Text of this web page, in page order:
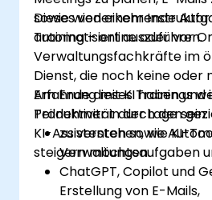
sowie wiederkehrende
automatisiert auszuführen.
Dieses von einem
Training – online oder vor
Verwaltungsfachkräfte im
Dienst, die noch keine oder
Erfahrung mit KI haben
Produktivität durch den
KI-Assistenten sowie
steigern möchten.
Am Ende dieses Trainings
Teilnehmer in der Lage sein:
zu verstehen, wie KI-
Verwaltungsaufgaben
ChatGPT, Copilot und
Erstellung von E-Mails,